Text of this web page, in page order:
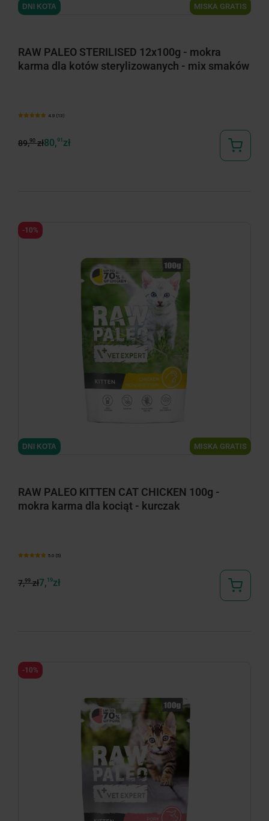
MISKA GRATIS
DNI KOTA
RAW PALEO STERILISED 12x100g - mokra
karma dla kotów sterylizowanych - mix smaków
4.9 (13)
89,90zł80,91 zł
MISKA GRATIS
DNI KOTA
RAW PALEO KITTEN CAT CHICKEN 100g -
mokra karma dla kociąt - kurczak
5.0 (5)
7,99zł7, 19zł
-10%
-10%